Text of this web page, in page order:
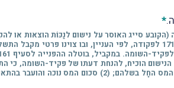
*
תוקנו, בין היתר, הוראות אותו סעיף 32א לפקודת מס הכנסה (הקובע סייג
ניכוי מס במקור, אם לא הגיש לפקיד-השומה דוח שהוא חייב בהגשתו על-פי סעיפים 161, 166